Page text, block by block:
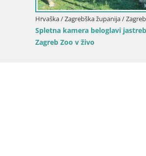
Hrvaška / Zagrebška
Krožišče Slavonske in
ulice v Zagrebu v živo